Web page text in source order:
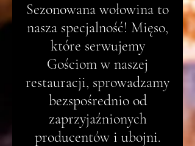
Sezonowana wołowina to
nasza specjalność! Mięso,
które serwujemy
Gościom w naszej
restauracji, sprowadzamy
bezspośrednio od
zaprzyjaźnionych
producentów i ubojni.